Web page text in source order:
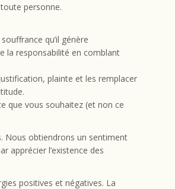
personne.
qu’il génère
la responsabilité en comblant
plainte et les remplacer
que vous souhaitez (et non ce
Nous obtiendrons un sentiment
apprécier l’existence des
positives et négatives. La